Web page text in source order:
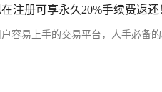
注册可享永久20%手续费返还
容易上手的交易平台，人手必备